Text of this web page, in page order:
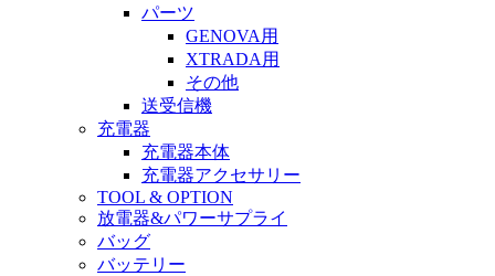
パーツ
GENOVA用
XTRADA用
その他
送受信機
充電器
充電器本体
充電器アクセサリー
TOOL & OPTION
放電器&パワーサプライ
バッグ
バッテリー